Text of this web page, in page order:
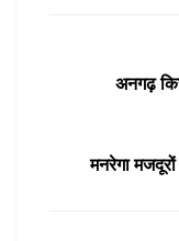
अनगढ़
मनरेगा